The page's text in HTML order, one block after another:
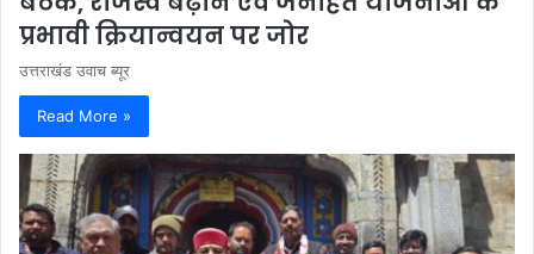
प्रभावी क्रियान्वयन पर जोर
उत्तराखंड उवाच ब्यूर
Read More »